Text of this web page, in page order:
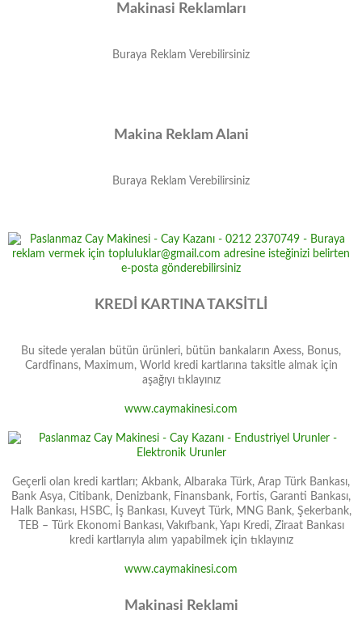
Makinasi Reklamları
Buraya Reklam Verebilirsiniz
Makina Reklam Alani
Buraya Reklam Verebilirsiniz
KREDİ KARTINA TAKSİTLİ
Bu sitede yeralan bütün ürünleri, bütün bankaların Axess, Bonus,
Cardfinans, Maximum, World kredi kartlarına taksitle almak için
aşağıyı tıklayınız
www.caymakinesi.com
Geçerli olan kredi kartları; Akbank, Albaraka Türk, Arap Türk Bankası,
Bank Asya, Citibank, Denizbank, Finansbank, Fortis, Garanti Bankası,
Halk Bankası, HSBC, İş Bankası, Kuveyt Türk, MNG Bank, Şekerbank,
TEB – Türk Ekonomi Bankası, Vakıfbank, Yapı Kredi, Ziraat Bankası
kredi kartlarıyla alım yapabilmek için tıklayınız
www.caymakinesi.com
Makinasi Reklami